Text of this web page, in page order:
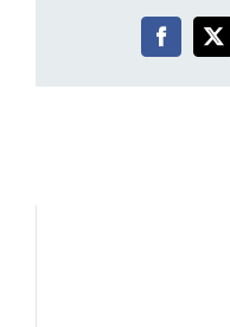
Facebook
X